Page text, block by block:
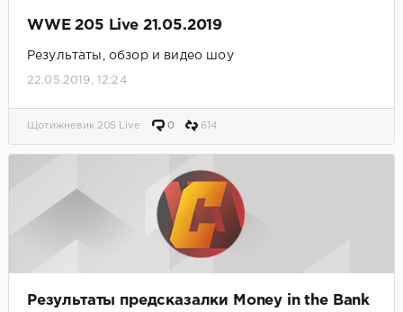
WWE 205 Live 21.05.2019
Результаты, обзор и видео шоу
22.05.2019, 12:24
Щотижневик 205 Live 0 614
Результаты предсказалки Money in the Bank